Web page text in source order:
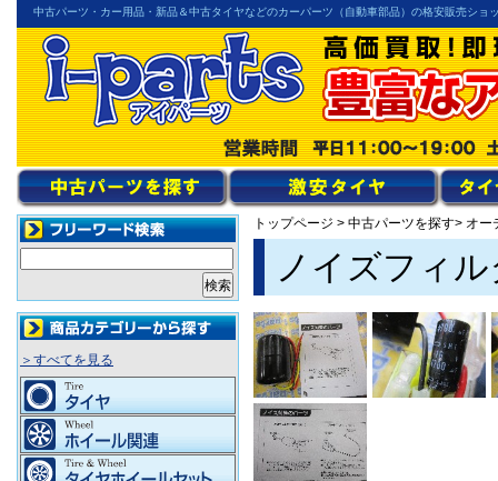
中古パーツ・カー用品・新品＆中古タイヤなどのカーパーツ（自動車部品）の格安販売ショ
トップページ > 中古パーツを探す> オー
ノイズフィ
＞すべてを見る